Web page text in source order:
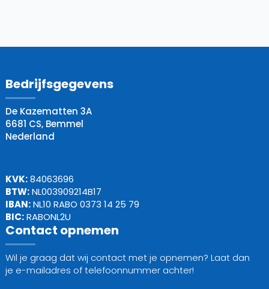
Bedrijfsgegevens
De Kazematten 3A
6681 CS, Bemmel
Nederland
KVK:84063696
BTW:NL003909214B17
IBAN:NL10 RABO 0373 14 25 79
BIC:RABONL2U
Contact opnemen
Wil je graag dat wij contact met je opnemen? Laat dan
je e-mailadres of telefoonnummer achter!